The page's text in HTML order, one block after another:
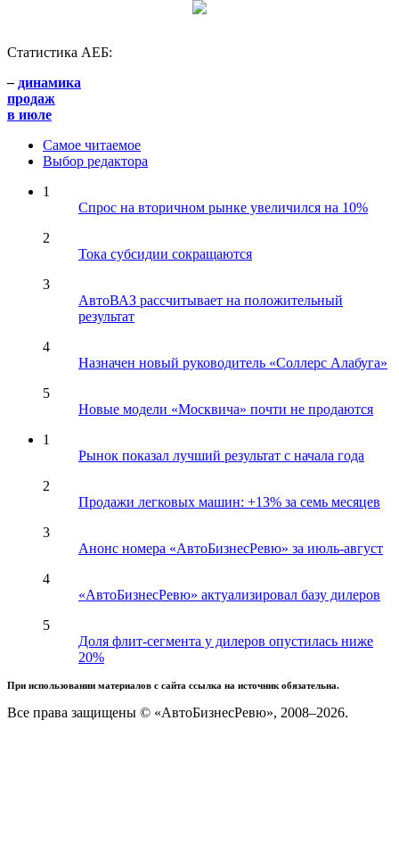
Статистика АЕБ:
– динамика
продаж
в июле
Самое читаемое
Выбор редактора
1
Спрос на вторичном рынке увеличился на 10%
2
Тока субсидии сокращаются
3
АвтоВАЗ рассчитывает на положительный
результат
4
Назначен новый руководитель «Соллерс Алабуга»
5
Новые модели «Москвича» почти не продаются
1
Рынок показал лучший результат с начала года
2
Продажи легковых машин: +13% за семь месяцев
3
Анонс номера «АвтоБизнесРевю» за июль-август
4
«АвтоБизнесРевю» актуализировал базу дилеров
5
Доля флит-сегмента у дилеров опустилась ниже
20%
При использовании материалов с сайта ссылка на источник обязательна.
Все права защищены © «АвтоБизнесРевю», 2008–2026.